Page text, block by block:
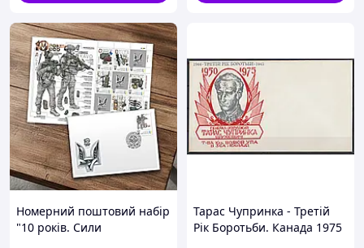
Номерний поштовий набір
"10 років. Сили
Тарас Чупринка - Третій
Рік Боротьби. Канада 1975